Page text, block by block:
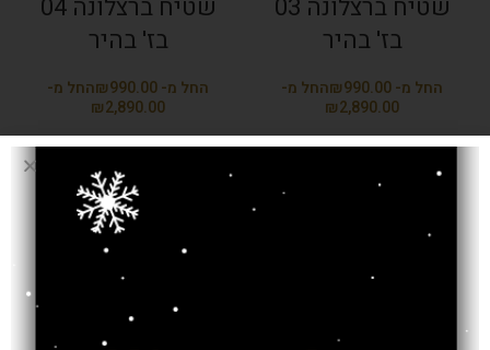
שטיח ברצלונה 03
בז' בהיר
₪
₪
שטיח ברצלונה 04
בז' בהיר
₪
₪